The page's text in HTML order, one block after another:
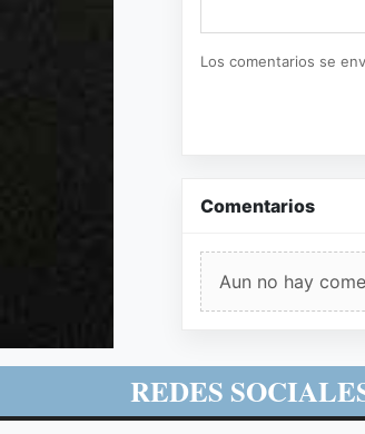
Los comentarios se
Comentarios
Aun no hay
REDES